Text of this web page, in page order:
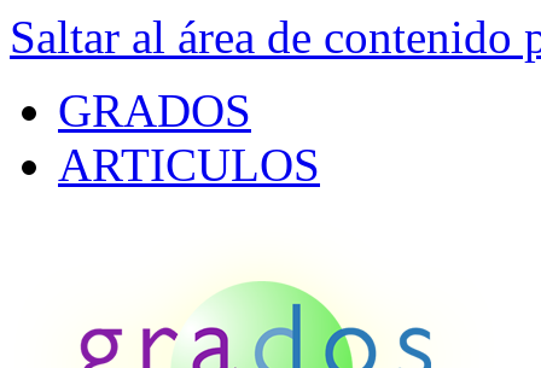
Saltar al área de contenido
GRADOS
ARTICULOS